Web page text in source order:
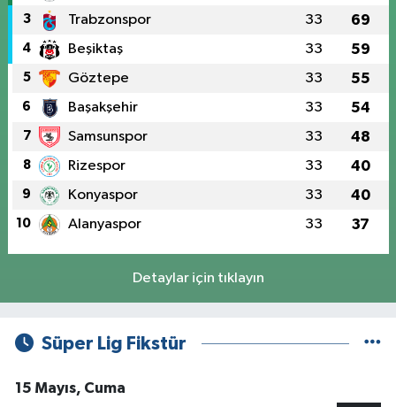
3 Trabzonspor 33 69
4 Beşiktaş 33 59
5 Göztepe 33 55
6 Başakşehir 33 54
7 Samsunspor 33 48
8 Rizespor 33 40
9 Konyaspor 33 40
10 Alanyaspor 33 37
Detaylar için tıklayın
Süper Lig Fikstür
15 Mayıs, Cuma